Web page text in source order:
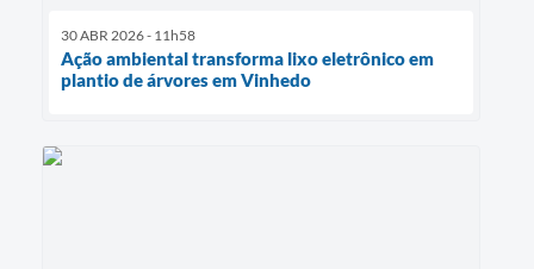
30 ABR 2026 - 11h58
Ação ambiental transforma lixo eletrônico em
plantio de árvores em Vinhedo